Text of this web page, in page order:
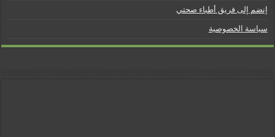
إنضم إلى فريق أطباء صحتي
سياسة الخصوصية